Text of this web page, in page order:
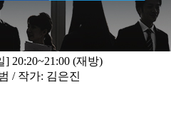
] 20:20~21:00 (재방)
/ 작가: 김은진